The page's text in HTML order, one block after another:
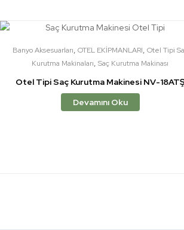
Banyo Aksesuarları, OTEL EKİPMANLARI, Otel Tipi
Kurutma Makinaları, Saç Kurutma Makinası
Otel Tipi Saç Kurutma Makinesi NV-
Devamını Oku